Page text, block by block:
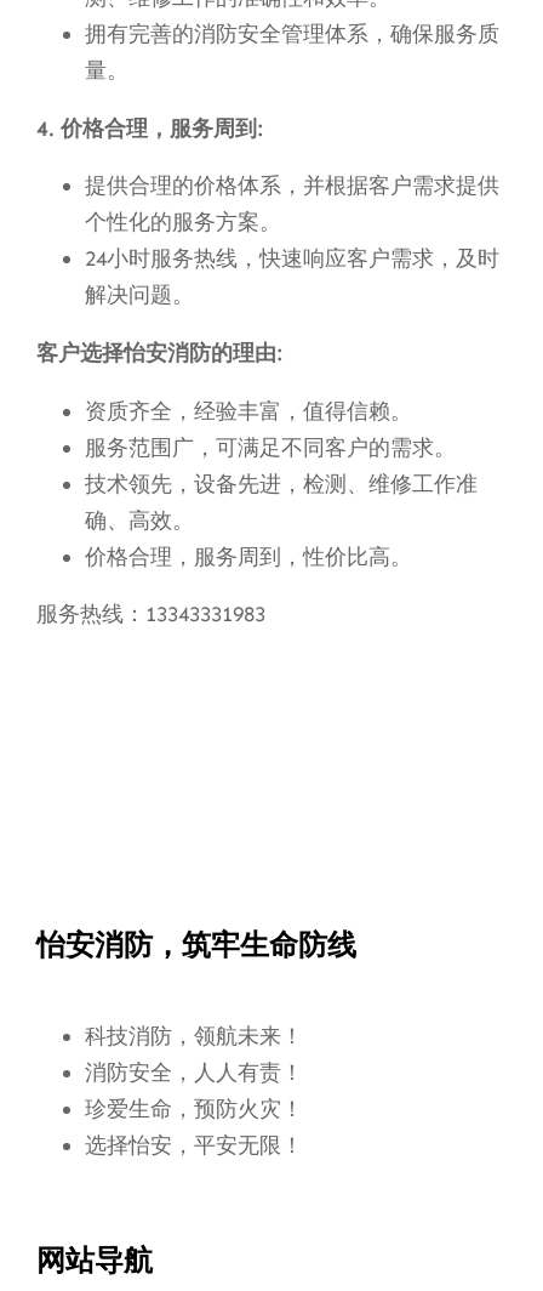
拥有完善的消防安全管理体系，确保服务质
量。
4. 价格合理，服务周到:
提供合理的价格体系，并根据客户需求提供
个性化的服务方案。
24小时服务热线，快速响应客户需求，及时
解决问题。
客户选择怡安消防的理由:
资质齐全，经验丰富，值得信赖。
服务范围广，可满足不同客户的需求。
技术领先，设备先进，检测、维修工作准
确、高效。
价格合理，服务周到，性价比高。
服务热线：13343331983
怡安消防，筑牢生命防线
科技消防，领航未来！
消防安全，人人有责！
珍爱生命，预防火灾！
选择怡安，平安无限！
网站导航